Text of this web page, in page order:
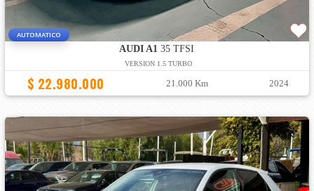
AUTOMATICO
AUDI A1 35 TFSI
VERSION 1.5 TURBO
$ 22.980.000 21.000 Km 2024